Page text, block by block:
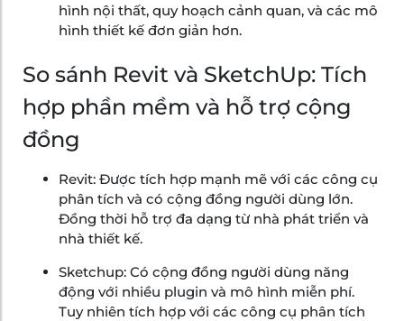
hình nội thất, quy hoạch cảnh quan, và các mô
hình thiết kế đơn giản hơn.
So sánh Revit và SketchUp: Tích
hợp phần mềm và hỗ trợ cộng
đồng
Revit: Được tích hợp mạnh mẽ với các công cụ
phân tích và có cộng đồng người dùng lớn.
Đồng thời hỗ trợ đa dạng từ nhà phát triển và
nhà thiết kế.
Sketchup: Có cộng đồng người dùng năng
động với nhiều plugin và mô hình miễn phí.
Tuy nhiên tích hợp với các công cụ phân tích